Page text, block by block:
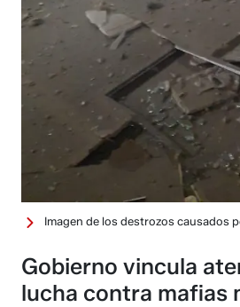
Imagen de los destrozos causados
Gobierno vincula
lucha contra mafias